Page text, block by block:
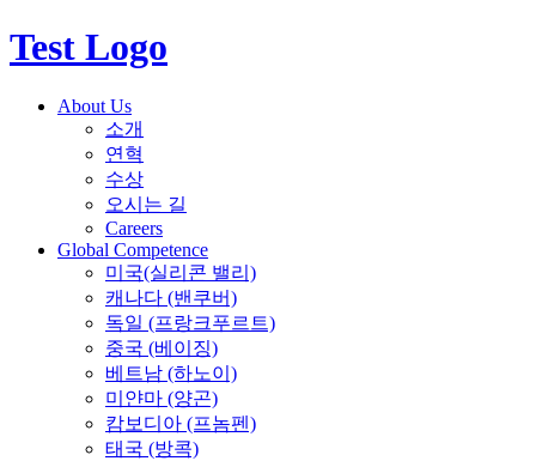
Test Logo
About Us
소개
연혁
수상
오시는 길
Careers
Global Competence
미국(실리콘 밸리)
캐나다 (밴쿠버)
독일 (프랑크푸르트)
중국 (베이징)
베트남 (하노이)
미얀마 (양곤)
캄보디아 (프놈펜)
태국 (방콕)